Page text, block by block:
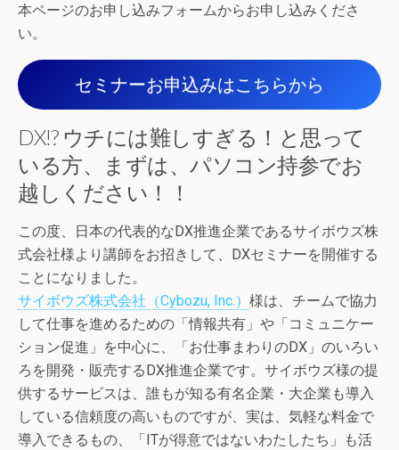
本ページのお申し込みフォームからお申し込みくださ
い。
セミナーお申込みはこちらから
DX!? ウチには難しすぎる！と思って
いる方、まずは、パソコン持参でお
越しください！！
この度、日本の代表的なDX推進企業であるサイボウズ株
式会社様より講師をお招きして、DXセミナーを開催する
ことになりました。
サイボウズ株式会社（Cybozu, Inc.） 様は、チームで協力
して仕事を進めるための「情報共有」や「コミュニケー
ション促進」を中心に、「お仕事まわりのDX」のいろい
ろを開発・販売するDX推進企業です。サイボウズ様の提
供するサービスは、誰もが知る有名企業・大企業も導入
している信頼度の高いものですが、実は、気軽な料金で
導入できるもの、「ITが得意ではないわたしたち」も活